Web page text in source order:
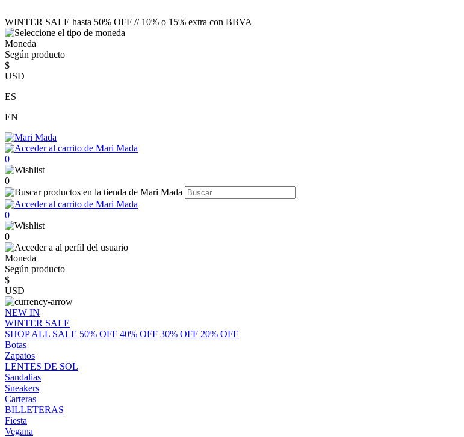
WINTER SALE hasta 50% OFF // 10% o 15% extra con BBVA
Moneda
Según producto
$
USD
ES
EN
0
0
0
0
Moneda
Según producto
$
USD
NEW IN
WINTER SALE
SHOP ALL SALE 50% OFF 40% OFF 30% OFF 20% OFF
Botas
Zapatos
LENTES DE SOL
Sandalias
Sneakers
Carteras
BILLETERAS
Fiesta
Vegana